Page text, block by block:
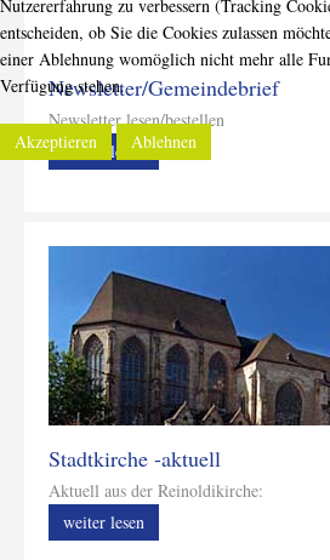
Newsletter/Gemeindebrief
Newsletter lesen/bestellen
weiter lesen
Stadtkirche -aktuell
Aktuell aus der Reinoldikirche:
weiter lesen
Nutzererfahrung zu verbessern (Tracking
entscheiden, ob Sie die Cookies zulassen
einer Ablehnung womöglich nicht mehr alle
Verfügung stehen.
Akzeptieren Ablehnen